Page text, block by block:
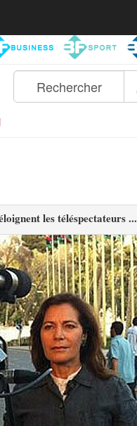
les téléspectateurs ...